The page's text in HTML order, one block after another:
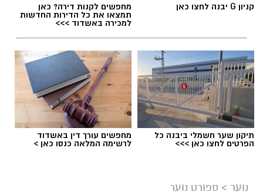
קניון G יבנה לחצו כאן מחפשים לקנות דירה? כאן
תמצאו את כל הדירות החדשות
למכירה באשדוד >>>
תיקון שער חשמלי ביבנה כל
הפרטים לחצו כאן >>>
מחפשים עורך דין באשדוד
לרשימה המלאה כנסו כאן >
נוער > ספורט נוער